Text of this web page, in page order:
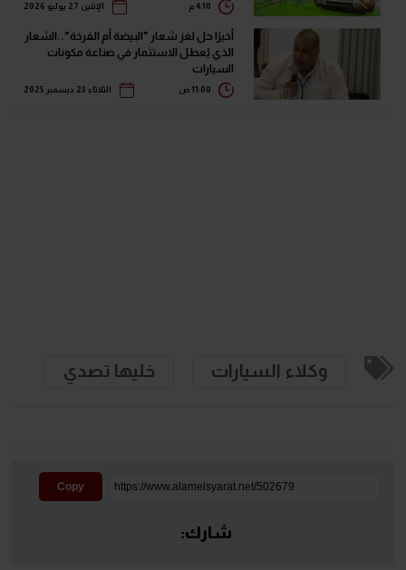
الإثنين 27 يوليو 2026
أخيرًا حل لغز شعار "البيضة أم الفرخة"..الشعار
الذي يُعطل الاستثمار في صناعة مكونات
السيارات
الثلاثاء 23 ديسمبر 2025
وكلاء السيارات خليها تصدي
Copy
شارك: